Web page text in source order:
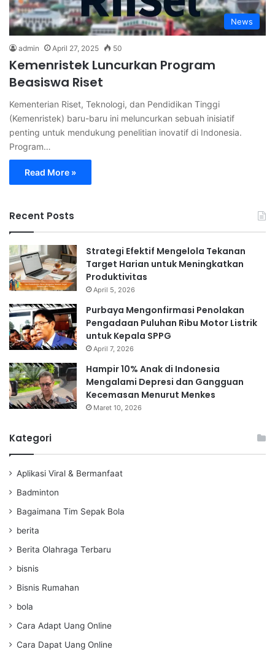
News
admin April 27, 2025 50
Kemenristek Luncurkan Program
Beasiswa Riset
Kementerian Riset, Teknologi, dan Pendidikan Tinggi
(Kemenristek) baru-baru ini meluncurkan sebuah inisiatif
penting untuk mendukung penelitian inovatif di Indonesia.
Program…
Read More »
Recent Posts
Strategi Efektif Mengelola Tekanan
Target Harian untuk Meningkatkan
Produktivitas
April 5, 2026
Purbaya Mengonfirmasi Penolakan
Pengadaan Puluhan Ribu Motor Listrik
untuk Kepala SPPG
April 7, 2026
Hampir 10% Anak di Indonesia
Mengalami Depresi dan Gangguan
Kecemasan Menurut Menkes
Maret 10, 2026
Kategori
Aplikasi Viral & Bermanfaat
Badminton
Bagaimana Tim Sepak Bola
berita
Berita Olahraga Terbaru
bisnis
Bisnis Rumahan
bola
Cara Adapt Uang Online
Cara Dapat Uang Online